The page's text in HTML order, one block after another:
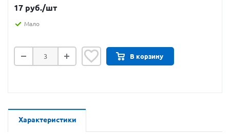
17 руб./шт
Мало
В корзину
Характеристики